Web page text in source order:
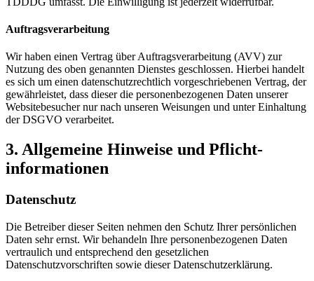
Auftragsverarbeitung
Wir haben einen Vertrag über Auftragsverarbeitung (AVV) zur
Nutzung des oben genannten Dienstes geschlossen. Hierbei handelt
es sich um einen datenschutzrechtlich vorgeschriebenen Vertrag, der
gewährleistet, dass dieser die personenbezogenen Daten unserer
Websitebesucher nur nach unseren Weisungen und unter Einhaltung
der DSGVO verarbeitet.
3. Allgemeine Hinweise und Pflicht­
informationen
Datenschutz
Die Betreiber dieser Seiten nehmen den Schutz Ihrer persönlichen
Daten sehr ernst. Wir behandeln Ihre personenbezogenen Daten
vertraulich und entsprechend den gesetzlichen
Datenschutzvorschriften sowie dieser Datenschutzerklärung.